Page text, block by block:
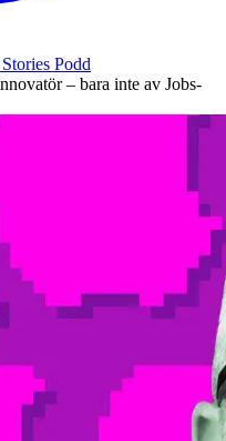
Stories Podd
– bara inte av Jobs-